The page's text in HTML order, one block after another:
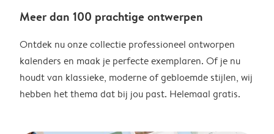
Meer dan 100 prachtige ontwerpen
Ontdek nu onze collectie professioneel ontworpen
kalenders en maak je perfecte exemplaren. Of je nu
houdt van klassieke, moderne of gebloemde stijlen, wij
hebben het thema dat bij jou past. Helemaal gratis.